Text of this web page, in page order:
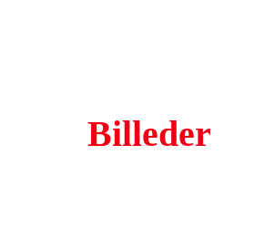
Billeder